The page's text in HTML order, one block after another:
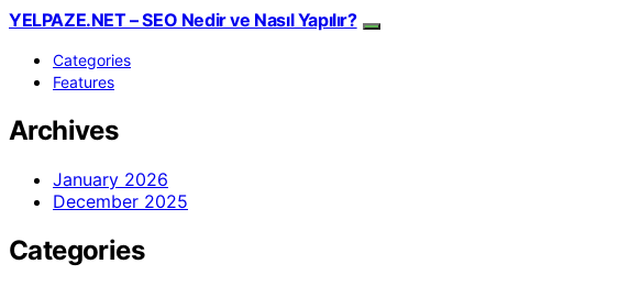
YELPAZE.NET – SEO Nedir ve Nasıl Yapılır?
Categories
Features
Archives
January 2026
December 2025
Categories